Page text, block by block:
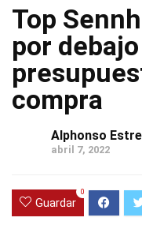
Top
por
compra
Alphonso
abril 7, 2022
Guardar
0